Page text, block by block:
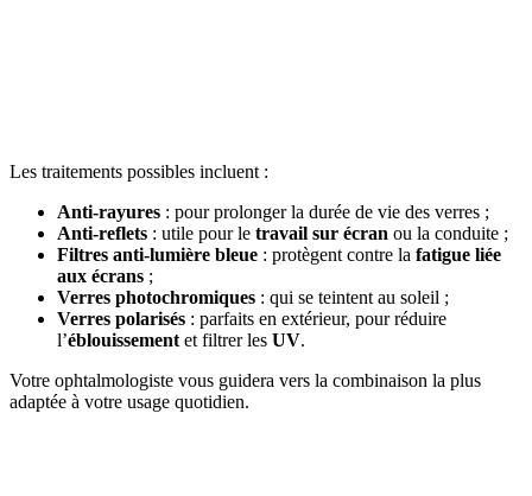
Les traitements possibles incluent :
Anti-rayures : pour prolonger la durée de vie des verres ;
Anti-reflets : utile pour le travail sur écran ou la conduite ;
Filtres anti-lumière bleue : protègent contre la fatigue liée
aux écrans ;
Verres photochromiques : qui se teintent au soleil ;
Verres polarisés : parfaits en extérieur, pour réduire
l’éblouissement et filtrer les UV.
Votre ophtalmologiste vous guidera vers la combinaison la plus
adaptée à votre usage quotidien.